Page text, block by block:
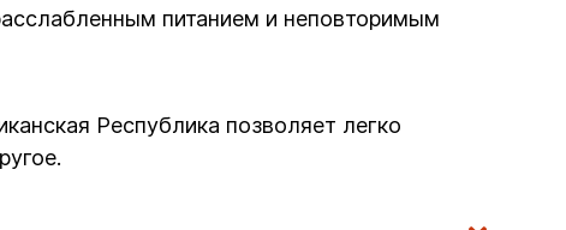
питанием и неповторимым
Республика позволяет легко